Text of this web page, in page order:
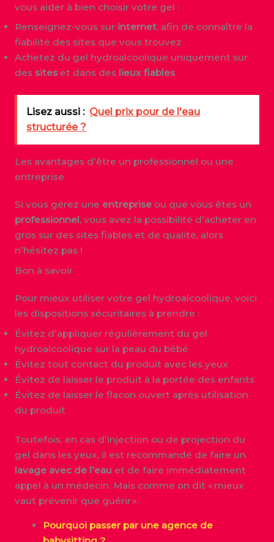
vous aider à bien choisir votre gel :
Renseignez-vous sur internet, afin de connaître la
fiabilité des sites que vous trouvez
Achetez du gel hydroalcoolique uniquement sur
des siteset dans des lieux fiables
Lisez aussi : Quel prix pour de l'eau
structurée ?
Les avantages d’être un professionnel ou une
entreprise
Si vous gérez une entrepriseou que vous êtes un
professionnel, vous avez la possibilité d’acheter en
gros sur des sites fiables et de qualité, alors
n’hésitez pas !
Bon à savoir
Pour mieux utiliser votre gel hydroalcoolique, voici
les dispositions sécuritaires à prendre :
Évitez d’appliquer régulièrement du gel
hydroalcoolique sur la peau du bébé
Évitez tout contact du produit avec les yeux
Évitez de laisser le produit à la portée des enfants
Évitez de laisser le flacon ouvert après utilisation
du produit
Toutefois, en cas d’injection ou de projection du
gel dans les yeux, il est recommandé de faire un
lavage avec de l’eau et de faire immédiatement
appel à un médecin. Mais comme on dit « mieux
vaut prévenir que guérir ».
Pourquoi passer par une agence de